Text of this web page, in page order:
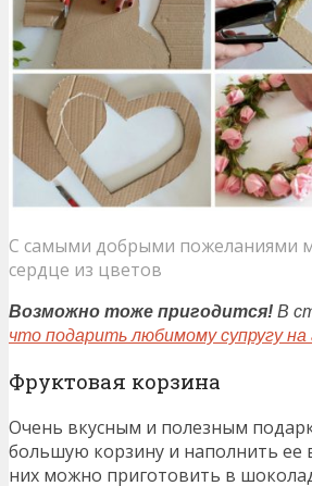
С самыми добрыми пожеланиями
сердце из цветов
Возможно тоже пригодится! В
что подарить любимому супругуна
Фруктовая корзина
Очень вкусным и полезным
большую корзину и наполнить ее
них можно приготовить в